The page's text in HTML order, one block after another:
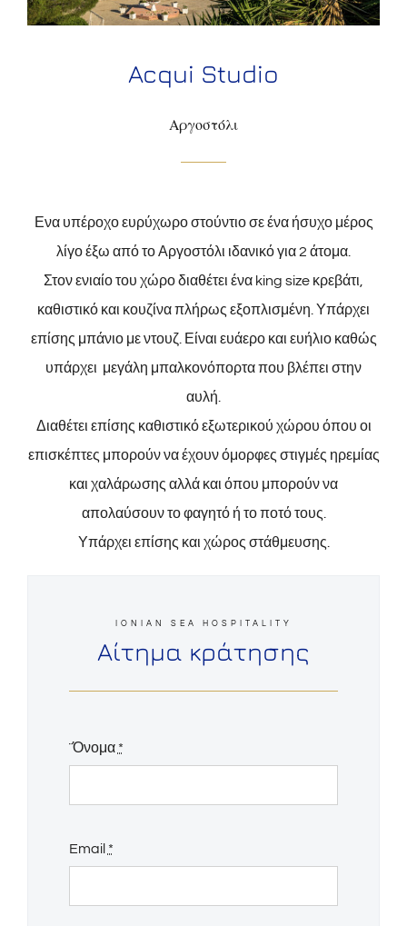
Acqui Studio
Αργοστόλι
Ενα υπέροχο ευρύχωρο στούντιο σε ένα ήσυχο μέρος
λίγο έξω από το Αργοστόλι ιδανικό για 2 άτομα.
Στον ενιαίο του χώρο διαθέτει ένα king size κρεβάτι,
καθιστικό και κουζίνα πλήρως εξοπλισμένη. Υπάρχει
επίσης μπάνιο με ντουζ. Είναι ευάερο και ευήλιο καθώς
υπάρχει μεγάλη μπαλκονόπορτα που βλέπει στην
αυλή.
Διαθέτει επίσης καθιστικό εξωτερικού χώρου όπου οι
επισκέπτες μπορούν να έχουν όμορφες στιγμές ηρεμίας
και χαλάρωσης αλλά και όπου μπορούν να
απολαύσουν το φαγητό ή το ποτό τους.
Υπάρχει επίσης και χώρος στάθμευσης.
IONIAN SEA HOSPITALITY
Αίτημα κράτησης
¨Όνομα *
Email *